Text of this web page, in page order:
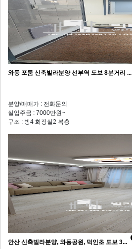
와동 포룸 신축빌라분양 선부역 도보 8분거리 ...
분양/매매가 : 전화문의
실입주금 : 7000만원~
구조 : 방4 화장실2 복층
안산 신축빌라분양, 와동공원, 덕인초 도보 3...